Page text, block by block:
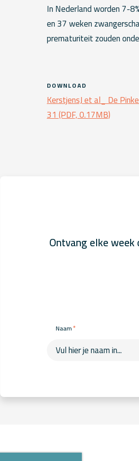
In Nederland worden 7-
en 37 weken
prematuriteit zouden
DOWNLOAD
KerstjensJ et al_ De
31 (PDF, 0.17MB)
Ontvang elke
Naam*